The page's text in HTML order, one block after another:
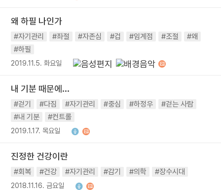
왜 하필 나인가
#자기관리 #좌절 #자존심 #겁 #임계점 #조절
#왜
#하필
2019.11.5. 화요일
내 기분 때문에...
#걷기 #다짐 #자기관리 #중심 #하정우
#걷는 사람
#내 기분
#컨트롤
2019.1.17. 목요일
진정한 건강이란
#회복 #건강 #자기관리 #감기 #의학 #장수시대
2018.11.16. 금요일